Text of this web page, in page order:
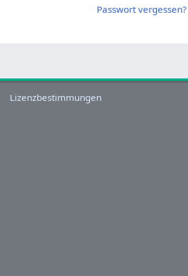
Passwort vergessen?
Lizenzbestimmungen